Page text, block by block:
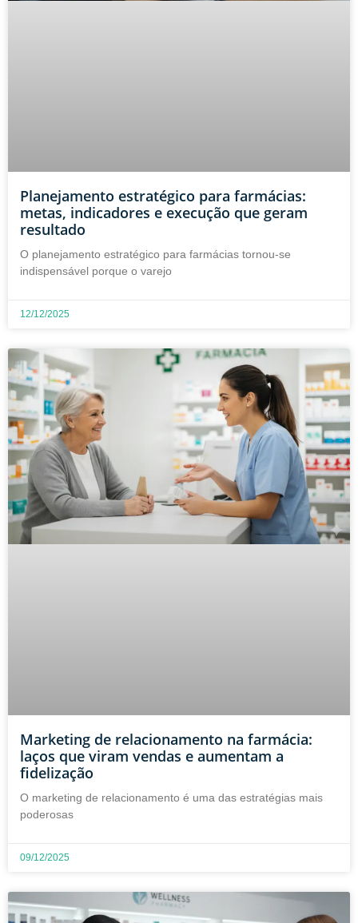
Planejamento estratégico para farmácias:
metas, indicadores e execução que geram
resultado
O planejamento estratégico para farmácias tornou-se
indispensável porque o varejo
12/12/2025
Marketing de relacionamento na farmácia:
laços que viram vendas e aumentam a
fidelização
O marketing de relacionamento é uma das estratégias mais
poderosas
09/12/2025